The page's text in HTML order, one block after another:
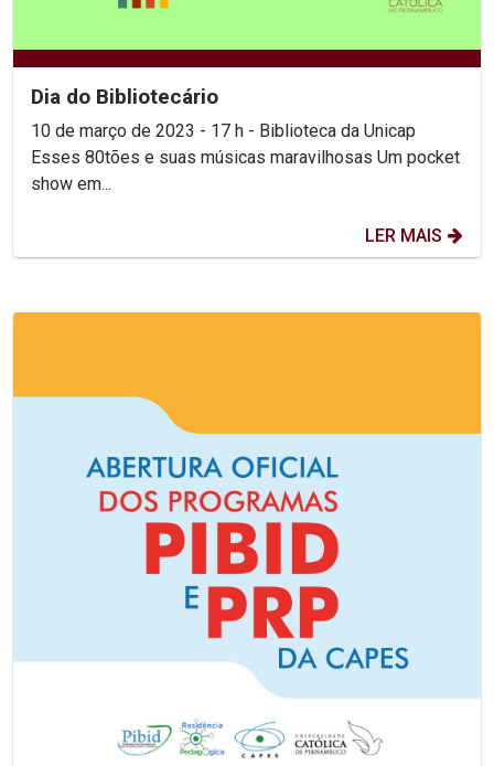
Dia do Bibliotecário
10 de março de 2023 - 17 h - Biblioteca da Unicap
Esses 80tões e suas músicas maravilhosas Um pocket
show em...
LER MAIS